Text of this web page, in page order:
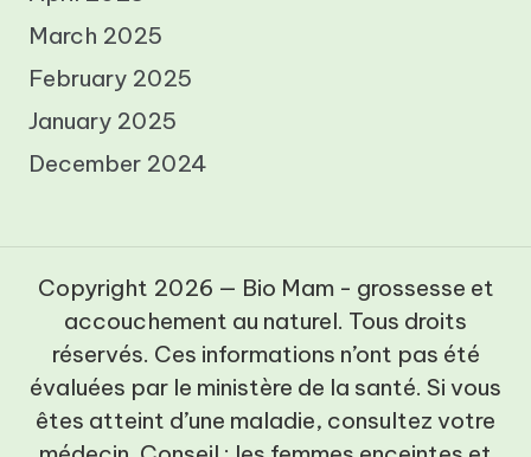
March 2025
February 2025
January 2025
December 2024
Copyright 2026 — Bio Mam - grossesse et
accouchement au naturel. Tous droits
réservés. Ces informations n’ont pas été
évaluées par le ministère de la santé. Si vous
êtes atteint d’une maladie, consultez votre